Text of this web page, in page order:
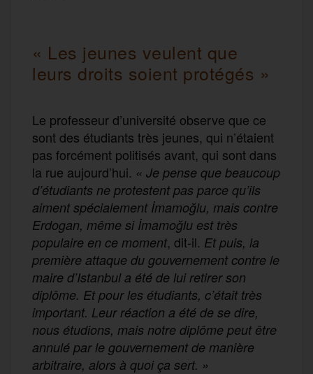
« Les jeunes veulent que
leurs droits soient protégés »
Le professeur d’université observe que ce
sont des étudiants très jeunes, qui n’étaient
pas forcément politisés avant, qui sont dans
la rue aujourd’hui. « Je pense que beaucoup
d’étudiants ne protestent pas parce qu’ils
aiment spécialement İmamoğlu, mais contre
Erdogan, même si İmamoğlu est très
populaire en ce moment, dit-il. Et puis, la
première attaque du gouvernement contre le
maire d’Istanbul a été de lui retirer son
diplôme. Et pour les étudiants, c’était très
important. Leur réaction a été de se dire,
nous étudions, mais notre diplôme peut être
annulé par le gouvernement de manière
arbitraire, alors à quoi ça sert. »